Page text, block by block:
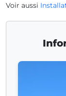
Voir aussi